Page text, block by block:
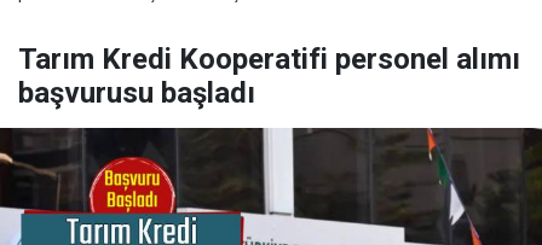
Tarım Kredi Kooperatifi personel alımı
başvurusu başladı